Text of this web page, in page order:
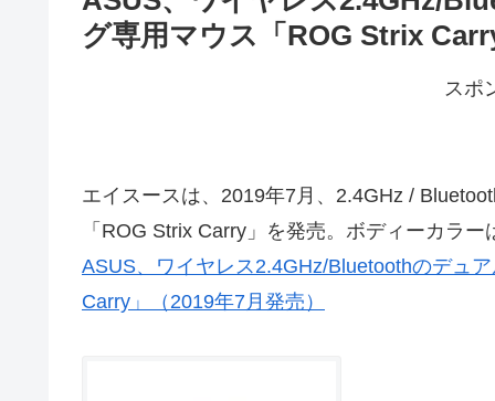
グ専用マウス「ROG Strix
スポ
エイスースは、2019年7月、2.4GHz /
「ROG Strix Carry」を発売。ボディーカラー
ASUS、ワイヤレス2.4GHz/Bluetoothのデュ
Carry」（2019年7月発売）